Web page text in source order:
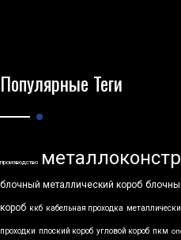
Популярные Теги
производство
блочный металлический короб
короб ккб кабельная проходка
проходки плоский короб угловой короб пкм